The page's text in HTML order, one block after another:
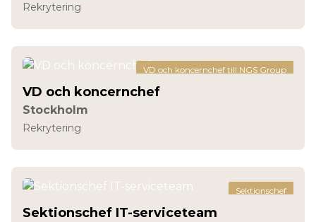
Rekrytering
VD och koncernchef till NGS Group
VD och koncernchef
Stockholm
Rekrytering
Sektionschef
Sektionschef IT-serviceteam